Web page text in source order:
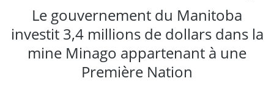
Le gouvernement du Manitoba
investit 3,4 millions de dollars dans la
mine Minago appartenant à une
Première Nation